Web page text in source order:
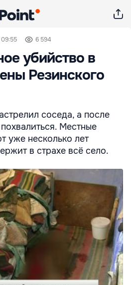
09:55 6 594
убийство в
Резинского
соседа, а после
Местные
уже несколько лет
в страхе всё село.